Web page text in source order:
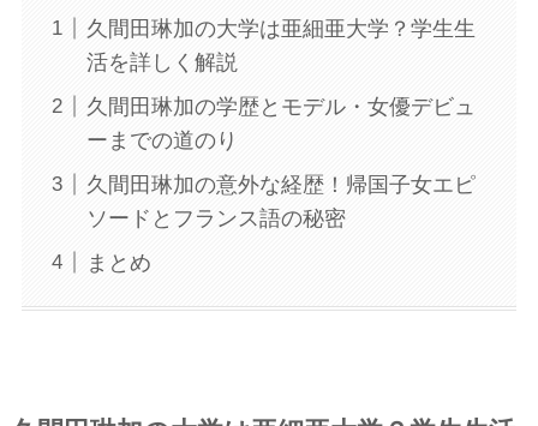
久間田琳加の大学は亜細亜大学？学生生
活を詳しく解説
久間田琳加の学歴とモデル・女優デビュ
ーまでの道のり
久間田琳加の意外な経歴！帰国子女エピ
ソードとフランス語の秘密
まとめ